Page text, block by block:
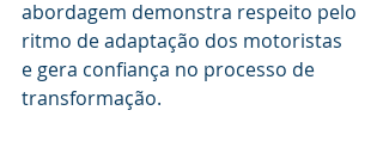
abordagem demonstra respeito pelo
ritmo de adaptação dos motoristas
e gera confiança no processo de
transformação.